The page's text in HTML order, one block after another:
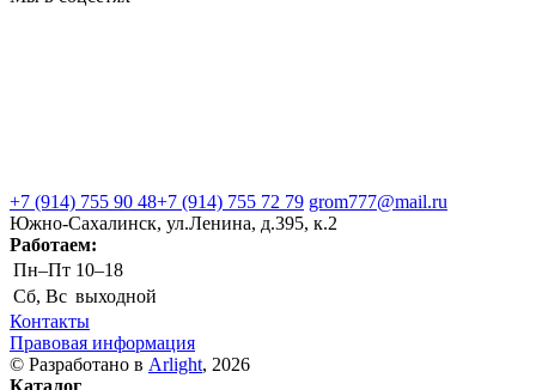
+7 (914) 755 90 48+7 (914) 755 72 79 grom777@mail.ru
Южно-Сахалинск, ул.Ленина, д.395, к.2
Работаем:
Пн–Пт 10–18
Сб, Вс выходной
Контакты
Правовая информация
© Разработано в Arlight, 2026
Каталог